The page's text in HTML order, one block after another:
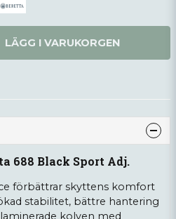
LÄGG I VARUKORGEN
688 Black Sport Adj.
förbättrar skyttens komfort
stabilitet, bättre hantering
kolven med